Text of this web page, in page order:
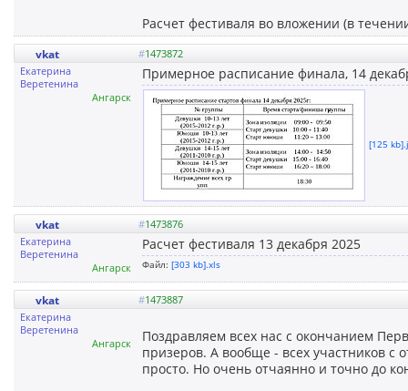
Расчет фестиваля во вложении (в
vkat #1473872
Екатерина
Веретенина
Ангарск
Примерное расписание финала, 14
[125
vkat #1473876
Екатерина
Веретенина
Ангарск
Расчет фестиваля 13 декабря 2025
Файл: [303 kb].xls
vkat #1473887
Екатерина
Веретенина
Ангарск
Поздравляем всех нас с окончанием
призеров. А вообще - всех участников
просто. Но очень отчаянно и точно до